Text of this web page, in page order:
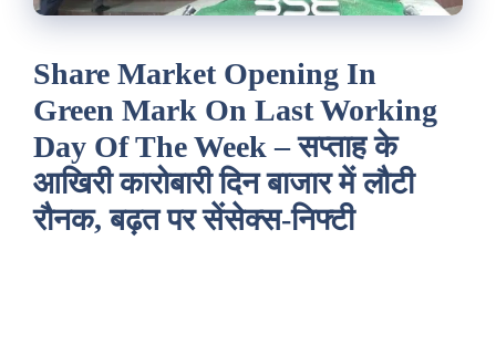
Share Market Opening In
Green Mark On Last Working
Day Of The Week – सप्ताह के
आखिरी कारोबारी दिन बाजार में लौटी
रौनक, बढ़त पर सेंसेक्स-निफ्टी